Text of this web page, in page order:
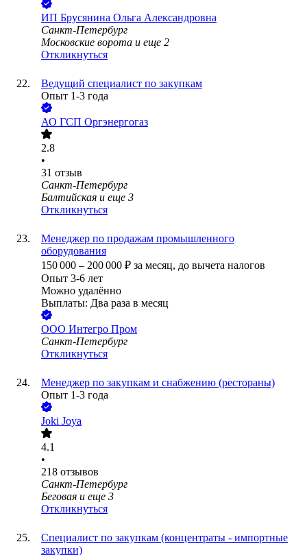
ИП Брусянина Ольга Александровна
Санкт-Петербург
Московские ворота и еще 2
Откликнуться
Ведущий специалист по закупкам
Опыт 1-3 года
АО ГСП Оргэнергогаз
2.8
•
31 отзыв
Санкт-Петербург
Балтийская и еще 3
Откликнуться
Менеджер по продажам промышленного
оборудования
150 000 – 200 000 ₽ за месяц, до вычета налогов
Опыт 3-6 лет
Можно удалённо
Выплаты: Два раза в месяц
ООО Интегро Пром
Санкт-Петербург
Откликнуться
Менеджер по закупкам и снабжению (рестораны)
Опыт 1-3 года
Joki Joya
4.1
•
218 отзывов
Санкт-Петербург
Беговая и еще 3
Откликнуться
Специалист по закупкам (концентраты - импортные
закупки)